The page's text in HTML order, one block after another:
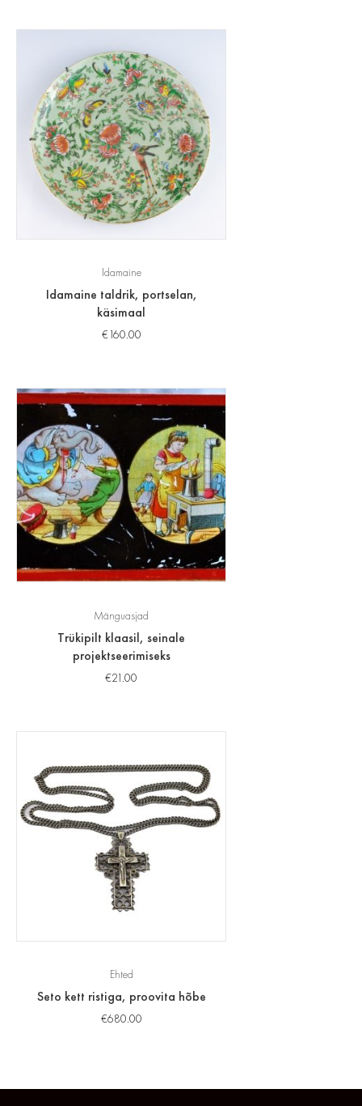
Idamaine
Idamaine taldrik, portselan,
käsimaal
€160.00
Mänguasjad
Trükipilt klaasil, seinale
projektseerimiseks
€21.00
Ehted
Seto kett ristiga, proovita hõbe
€680.00